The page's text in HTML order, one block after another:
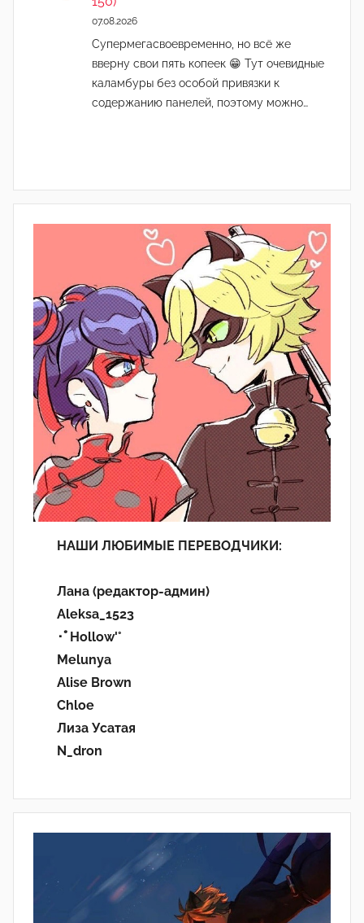
07.08.2026
Супермегасвоевременно, но всё же
вверну свои пять копеек 😁 Тут очевидные
каламбуры без особой привязки к
содержанию панелей, поэтому можно…
НАШИ ЛЮБИМЫЕ ПЕРЕВОДЧИКИ:
Лана (редактор-админ)
Aleksa_1523
･ﾟHollow'°
Melunya
Alise Brown
Chloe
Лиза Усатая
N_dron